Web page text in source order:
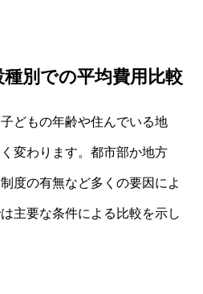
別での平均費用比較
どもの年齢や住んでいる地
変わります。都市部か地方
度の有無など多くの要因によ
主要な条件による比較を示し